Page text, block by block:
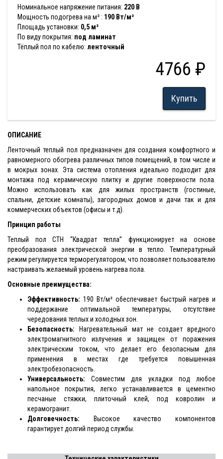
Номинальное напряжение питания: 220 В
Мощность подогрева на м² : 190 Вт/м²
Площадь установки: 0,5 м²
По виду покрытия: под ламинат
Тёплый пол по кабелю: ленточный
4766 ₽
Купить
ОПИСАНИЕ
Ленточный теплый пол предназначен для создания комфортного и
равномерного обогрева различных типов помещений, в том числе и
в мокрых зонах. Эта система отопления идеально подходит для
монтажа под керамическую плитку и другие поверхности пола.
Можно использовать как для жилых пространств (гостиные,
спальни, детские комнаты), загородных домов и дачи так и для
коммерческих объектов (офисы и т.д).
Принцип работы
Теплый пол СТН “Квадрат тепла” функционирует на основе
преобразования электрической энергии в тепло. Температурный
режим регулируется терморегулятором, что позволяет пользователю
настраивать желаемый уровень нагрева пола.
Основные преимущества:
Эффективность: 190 Вт/м² обеспечивает быстрый нагрев и
поддержание оптимальной температуры, отсутствие
чередования теплых и холодных зон.
Безопасность: Нагревательный мат не создает вредного
электромагнитного излучения и защищен от поражения
электрическим током, что делает его безопасным для
применения в местах где требуется повышенная
электробезопасность.
Универсальность: Совместим для укладки под любое
напольное покрытия, легко устанавливается в цементно
песчаные стяжки, плиточный клей, под ковролин и
керамогранит.
Долговечность: Высокое качество компонентов
гарантирует долгий период службы.